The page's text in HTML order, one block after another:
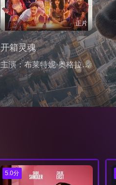
正片
开箱灵魂
主演：布莱特妮·奥格拉迪,詹姆斯·莫罗西尼,阿莉西娅·戴柏南·凯里,德文·特雷尔,嘉文·莱特伍德,蕾娜·哈迪斯蒂,妮娜·布隆加登,大卫·汤普森,麦蒂森·达文波特,Myhraliza,Aala,Tyrone,J.,Criss,A.,Brian,Daniels,Francisco,Diego,Garcia,Tommy,Hestmark,Timothy,Krabill,Jesaar,Landavaso,海莉·基娜·劳腾巴赫,达娜·米利肯,John,Michael,Murphey,阿里·诺德利
5.0分